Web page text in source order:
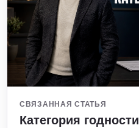
СВЯЗАННАЯ СТАТЬЯ
Категория